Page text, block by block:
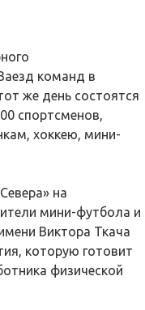
команд в
же день состоятся
спортсменов,
хоккею, мини-
на
мини-футбола и
Виктора Ткача
которую готовит
физической